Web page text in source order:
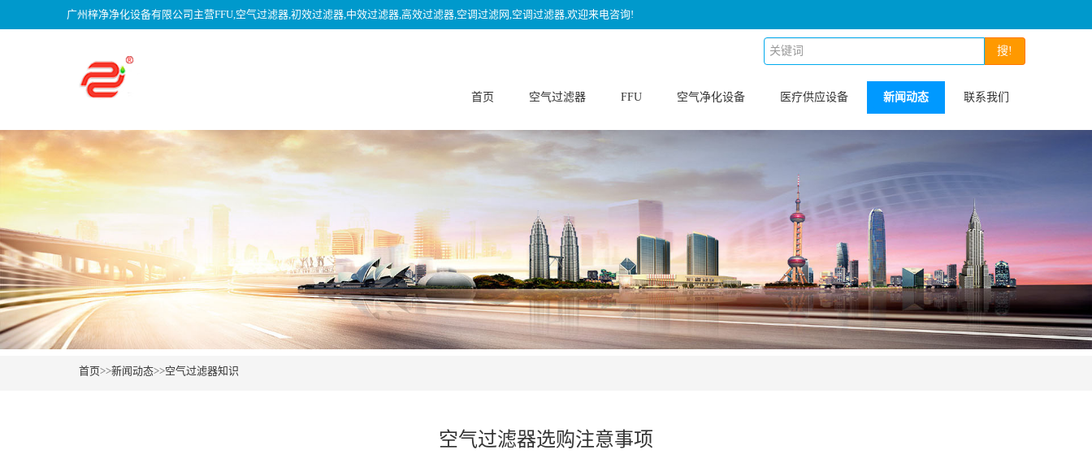
广州梓净净化设备有限公司主营FFU,空气过滤器,初效过滤器,中效过滤器,高效过滤器,空调过滤网,空调过滤器,欢迎来电咨询!
搜!
首页 空气过滤器 FFU 空气净化设备 医疗供应设备 新闻动态 联系我们
首页>>新闻动态>>空气过滤器知识
空气过滤器选购注意事项